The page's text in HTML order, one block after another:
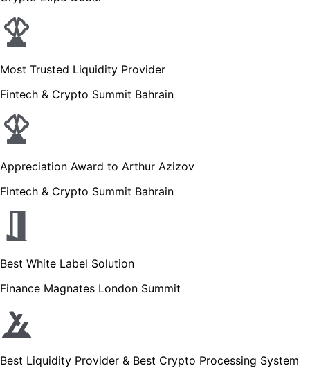
Most Trusted Liquidity Provider
Fintech & Crypto Summit Bahrain
Appreciation Award to Arthur Azizov
Fintech & Crypto Summit Bahrain
Best White Label Solution
Finance Magnates London Summit
Best Liquidity Provider & Best Crypto Processing System